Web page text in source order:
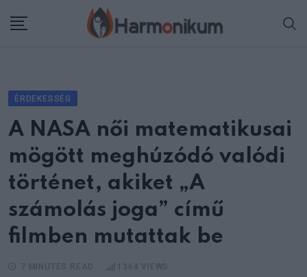
ÉRDEKESSÉG
A NASA női matematikusai
mögött meghúzódó valódi
történet, akiket „A
számolás joga” című
filmben mutattak be